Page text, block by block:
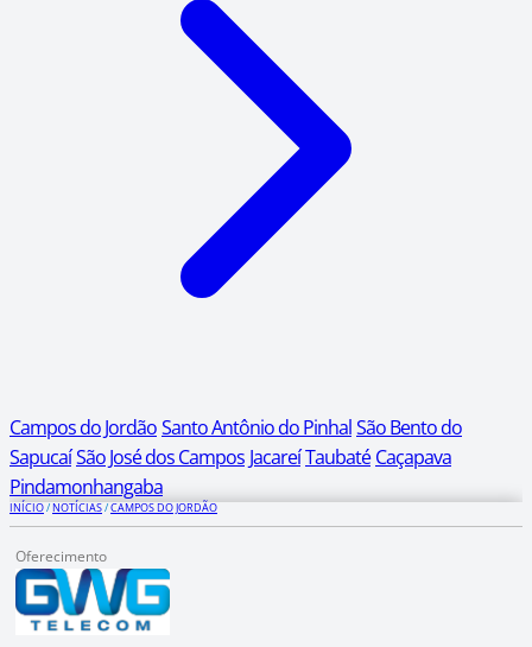
Campos do JordãoSanto Antônio do PinhalSão Bento do
SapucaíSão José dos Campos JacareíTaubaté Caçapava
Pindamonhangaba
INÍCIO/NOTÍCIAS/CAMPOS DO JORDÃO
Oferecimento